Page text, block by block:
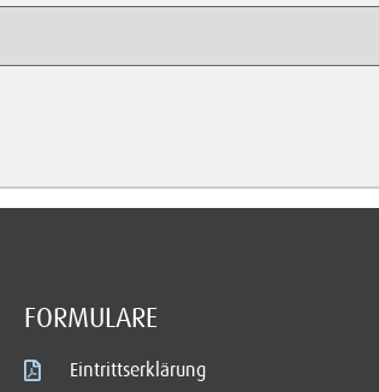
FORMULARE
Eintrittserklärung